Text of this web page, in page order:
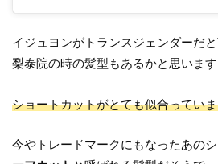
イジュヨンがトランスジェンダーだ
梨泰院の時の髪型もあるかと思います
ショートカットがとても似合ってい
今やトレードマークにもなったあの